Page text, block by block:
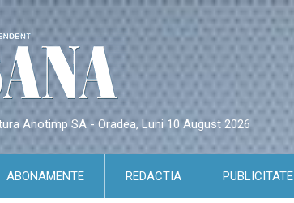
Anotimp SA - Oradea, Luni 10 August 2026
ABONAMENTE REDACTIA PUBLICITATE